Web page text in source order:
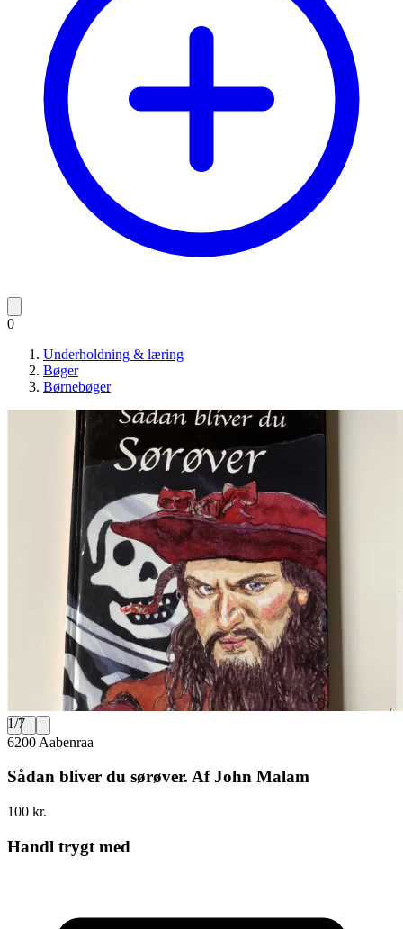
0
Underholdning & læring
Bøger
Børnebøger
1/7
6200 Aabenraa
Sådan bliver du sørøver. Af John Malam
100 kr.
Handl trygt med